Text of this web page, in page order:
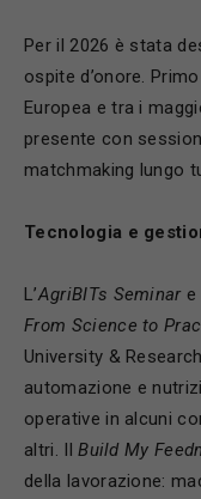
Per il 2026 è stata
ospite d’onore.
Europea e tra i
presente con
matchmaking lungo
Tecnologia e
L’AgriBITs Seminar
From Science to
University &
automazione e
operative in alcuni
altri. IlBuild My
della lavorazione: